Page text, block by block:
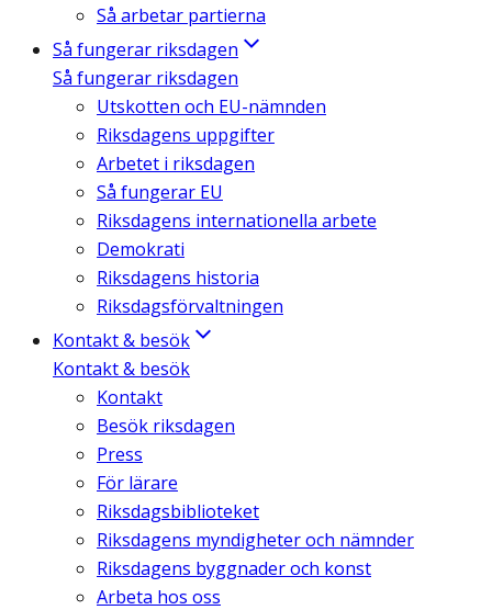
Så arbetar partierna
Så fungerar riksdagen
Så fungerar riksdagen
Utskotten och EU-nämnden
Riksdagens uppgifter
Arbetet i riksdagen
Så fungerar EU
Riksdagens internationella arbete
Demokrati
Riksdagens historia
Riksdagsförvaltningen
Kontakt & besök
Kontakt & besök
Kontakt
Besök riksdagen
Press
För lärare
Riksdagsbiblioteket
Riksdagens myndigheter och nämnder
Riksdagens byggnader och konst
Arbeta hos oss